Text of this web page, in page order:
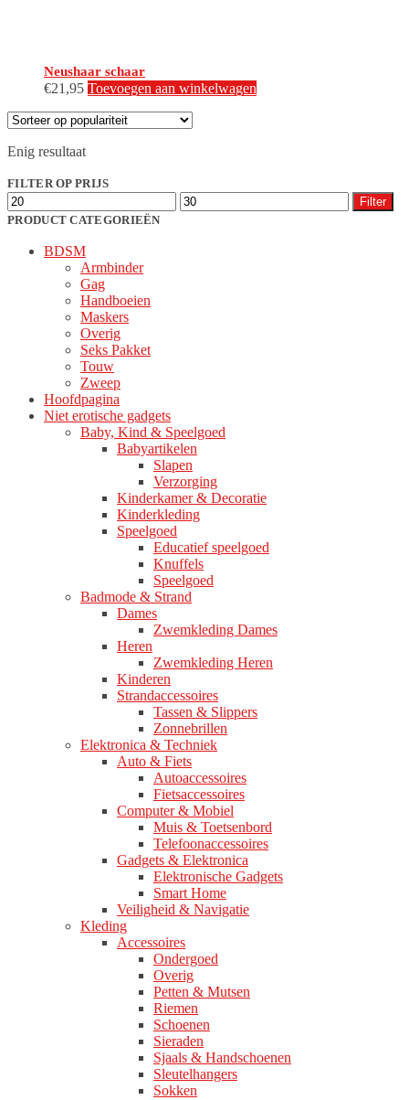
Neushaar schaar
€21,95 Toevoegen aan winkelwagen
Enig resultaat
FILTER OP PRIJS
Min.
prijs
Max.
prijs
Filter
PRODUCT CATEGORIEËN
BDSM
Armbinder
Gag
Handboeien
Maskers
Overig
Seks Pakket
Touw
Zweep
Hoofdpagina
Niet erotische gadgets
Baby, Kind & Speelgoed
Babyartikelen
Slapen
Verzorging
Kinderkamer & Decoratie
Kinderkleding
Speelgoed
Educatief speelgoed
Knuffels
Speelgoed
Badmode & Strand
Dames
Zwemkleding Dames
Heren
Zwemkleding Heren
Kinderen
Strandaccessoires
Tassen & Slippers
Zonnebrillen
Elektronica & Techniek
Auto & Fiets
Autoaccessoires
Fietsaccessoires
Computer & Mobiel
Muis & Toetsenbord
Telefoonaccessoires
Gadgets & Elektronica
Elektronische Gadgets
Smart Home
Veiligheid & Navigatie
Kleding
Accessoires
Ondergoed
Overig
Petten & Mutsen
Riemen
Schoenen
Sieraden
Sjaals & Handschoenen
Sleutelhangers
Sokken